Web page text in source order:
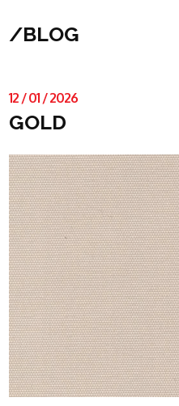
/BLOG
12 /01 /2026
GOLD